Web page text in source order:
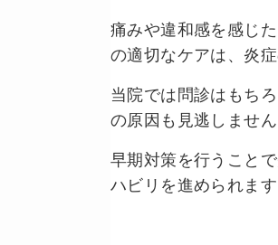
痛みや違和感を感じ
の適切なケアは、炎
当院では問診はもち
の原因も見逃しませ
早期対策を行うこと
ハビリを進められま